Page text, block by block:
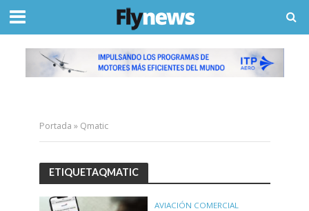
Portada » Qmatic
ETIQUETAQMATIC
AVIACIÓN COMERCIAL